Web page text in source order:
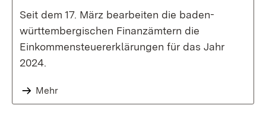
Seit dem 17. März bearbeiten die baden-
württembergischen Finanzämtern die
Einkommensteuererklärungen für das Jahr
2024.
Mehr